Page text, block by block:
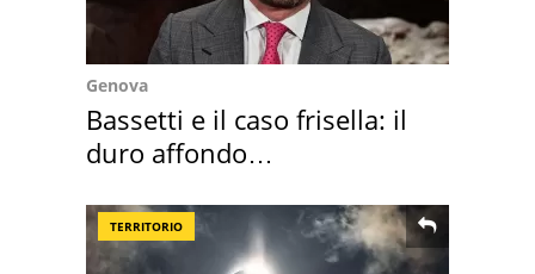
Genova
Bassetti e il caso frisella: il
duro affondo
TERRITORIO